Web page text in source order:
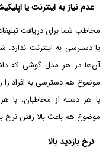
عدم نیاز به اینترنت یا
مخاطب شما برای دریافت
یا دسترسی به اینترنت ندارد.
آن‌ها در هر مدل گوشی که
موضوع هم دسترسی به افراد را
با هر دسته از مخاطبان،
موضوع هم باعث بالا رفتن نرخ
نرخ بازدید بالا